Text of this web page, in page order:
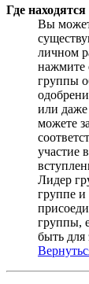
Где
Вы
личном
нажмите
группы
или
можете
участие
Лидер
группе и
группы,
быть для